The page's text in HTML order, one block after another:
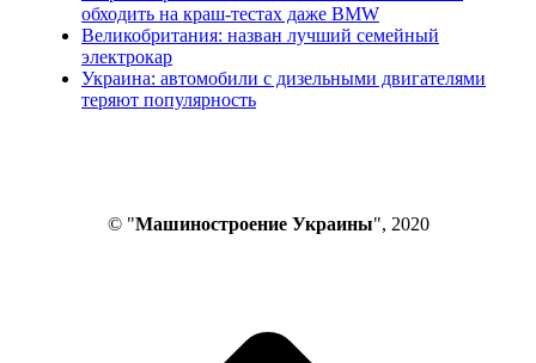
обходить на краш-тестах даже BMW
Великобритания: назван лучший семейный
электрокар
Украина: автомобили с дизельными двигателями
теряют популярность
© "Машиностроение Украины", 2020